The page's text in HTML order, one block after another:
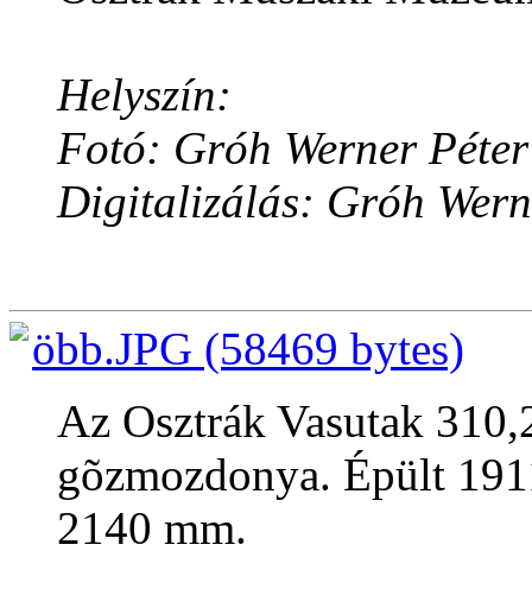
Helyszín:
Fotó: Gróh Werner Péter
Digitalizálás: Gróh
öbb.JPG (58469 bytes)
Az Osztrák Vasutak
gõzmozdonya. Épült
2140 mm.